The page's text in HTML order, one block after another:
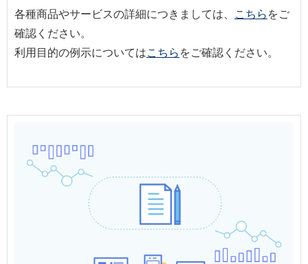
各種商品やサービスの詳細につきましては、 こちら をご
確認ください。
利用目的の例示についてはこちら をご確認ください。